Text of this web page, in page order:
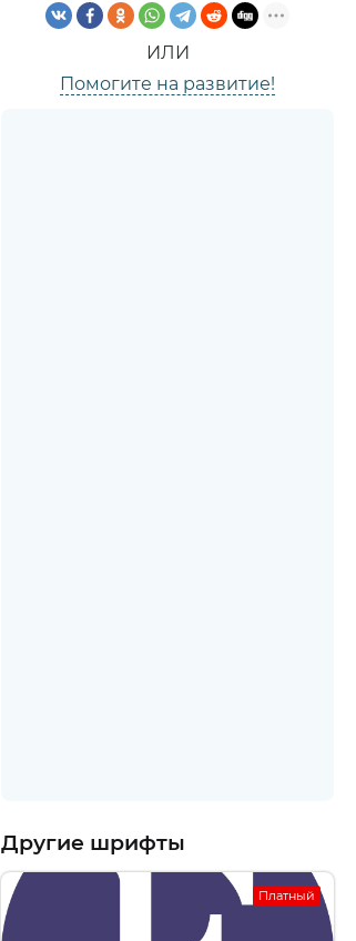
ИЛИ
Помогите на развитие!
Другие шрифты
Платный